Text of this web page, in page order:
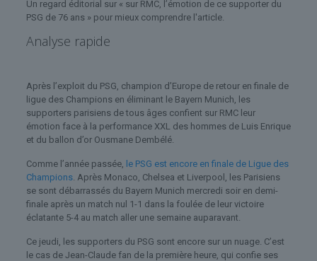
Un regard éditorial sur « sur RMC, l’émotion de ce supporter du
PSG de 76 ans » pour mieux comprendre l'article.
Analyse rapide
Après l’exploit du PSG, champion d’Europe de retour en finale de
ligue des Champions en éliminant le Bayern Munich, les
supporters parisiens de tous âges confient sur RMC leur
émotion face à la performance XXL des hommes de Luis Enrique
et du ballon d’or Ousmane Dembélé.
Comme l’année passée,
le PSG est encore en finale de Ligue des
Champions. Après Monaco, Chelsea et Liverpool, les Parisiens
se sont débarrassés du Bayern Munich mercredi soir en demi-
finale après un match nul 1-1 dans la foulée de leur victoire
éclatante 5-4 au match aller une semaine auparavant.
Ce jeudi, les supporters du PSG sont encore sur un nuage. C’est
le cas de Jean-Claude fan de la première heure, qui confie ses